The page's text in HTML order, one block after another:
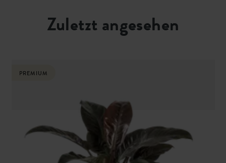
Zuletzt angesehen
PREMIUM